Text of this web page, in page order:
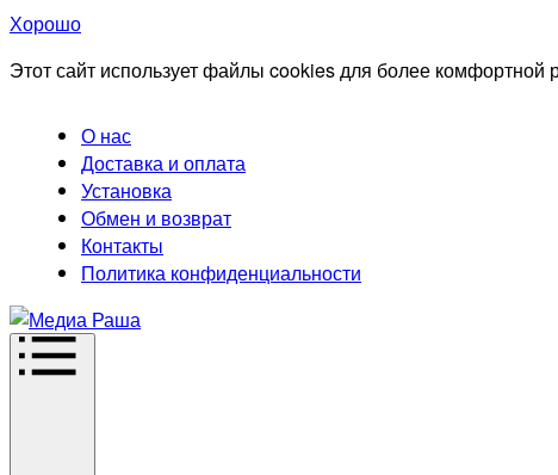
Хорошо
Этот сайт использует файлы cookies для более
О нас
Доставка и оплата
Установка
Обмен и возврат
Контакты
Политика конфиденциальности